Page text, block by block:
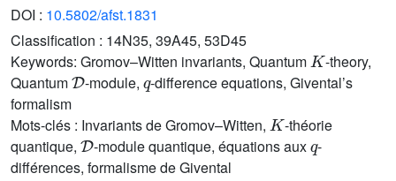
DOI : 10.5802/afst.1831
Classification : 14N35, 39A45, 53D45
Keywords: Gromov–Witten invariants, Quantum
-theory,
Quantum
D
-module,
q
-difference equations, Givental’s
formalism
Mots-clés : Invariants de Gromov–Witten,
-théorie
quantique,
D
-module quantique, équations aux
q
-
différences, formalisme de Givental